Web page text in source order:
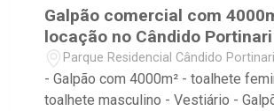
Galpão comercial com
locação no Cândido Portinari
Parque Residencial Cândido
Preto/SP
- Galpão com 4000m² - toalhete
toalhete masculino - Vestiário - Galpões com 2